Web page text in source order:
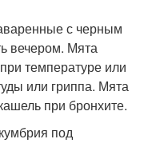
с черным
вечером. Мята
температуре или
или гриппа. Мята
при бронхите.
под